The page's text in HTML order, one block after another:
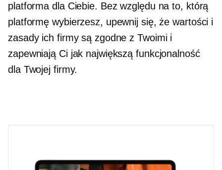
platforma dla Ciebie. Bez względu na to, którą
platformę wybierzesz, upewnij się, że wartości i
zasady ich firmy są zgodne z Twoimi i
zapewniają Ci jak największą funkcjonalność
dla Twojej firmy.